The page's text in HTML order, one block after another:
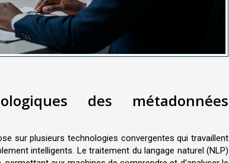
des métadonnées
sur plusieurs technologies convergentes qui travaillent
intelligents. Le traitement du langage naturel (NLP)